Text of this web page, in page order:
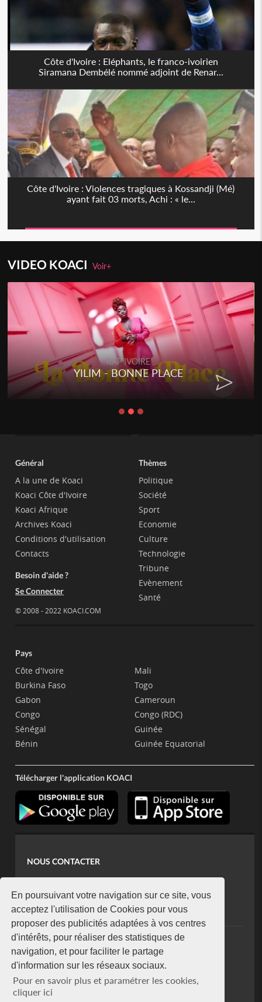
En poursuivant votre navigation sur ce site, vous
acceptez l'utilisation de Cookies pour vous
proposer des publicités adaptées à vos centres
d'intérêts, pour réaliser des statistiques de
navigation, et pour faciliter le partage
d'information sur les réseaux sociaux.
Pour en savoir plus et paramétrer les cookies,
cliquer ici
Côte d'Ivoire : Eléphants, le franco-ivoirien
Siramana Dembélé nommé adjoint de Renar...
Côte d'Ivoire : Violences tragiques à Kossandji (Mé)
ayant fait 03 morts, Achi : « le...
VIDEO KOACIVoir+
RAP IVOIRE
YILIM - BONNE PLACE
Général
A la une de Koaci
Koaci Côte d'Ivoire
Koaci Afrique
Archives Koaci
Conditions d'utilisation
Contacts
Besoin d'aide ?
Se Connecter
© 2008 - 2022 KOACI.COM
Thèmes
Politique
Société
Sport
Economie
Culture
Technologie
Tribune
Evènement
Santé
Pays
Côte d'Ivoire
Burkina Faso
Gabon
Congo
Sénégal
Bénin
Mali
Togo
Cameroun
Congo (RDC)
Guinée
Guinée Equatorial
Télécharger l'application KOACI
NOUS CONTACTER
koaci@yahoo.fr
+225 07 08 85 52 93
NEWSLETTER
Restez connecté via notre newsletter
S'abonner
Se désabonner